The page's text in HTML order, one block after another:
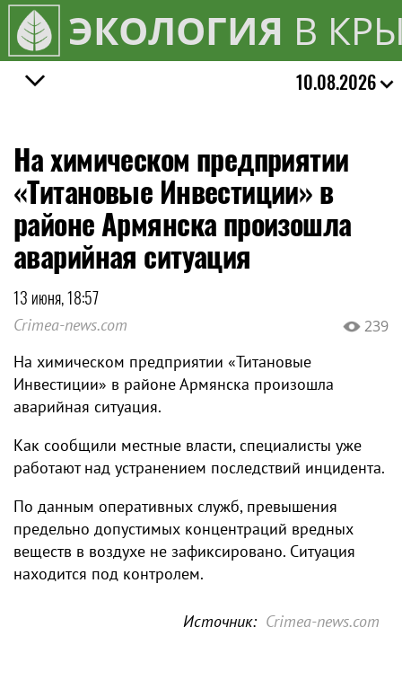
ЭКОЛОГИЯ В
10.08.2026
На химическом предприятии
«Титановые Инвестиции» в
районе Армянска произошла
аварийная ситуация
13 июня, 18:57
Crimea-news.com 239
На химическом предприятии «Титановые
Инвестиции» в районе Армянска произошла
аварийная ситуация.
Как сообщили местные власти, специалисты уже
работают над устранением последствий инцидента.
По данным оперативных служб, превышения
предельно допустимых концентраций вредных
веществ в воздухе не зафиксировано. Ситуация
находится под контролем.
Источник: Crimea-news.com